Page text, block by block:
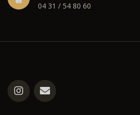
04 31 / 54 80 60